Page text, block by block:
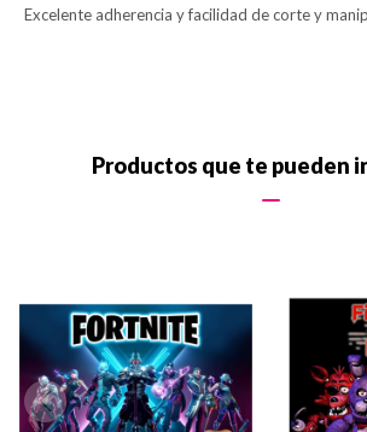
Excelente adherencia y facilidad de corte y
Productos que te pueden